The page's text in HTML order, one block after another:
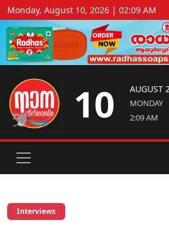
Monday, August 10, 2026 | 02:09 AM
10 AUGUST
MONDAY
2:09 AM
Interviews